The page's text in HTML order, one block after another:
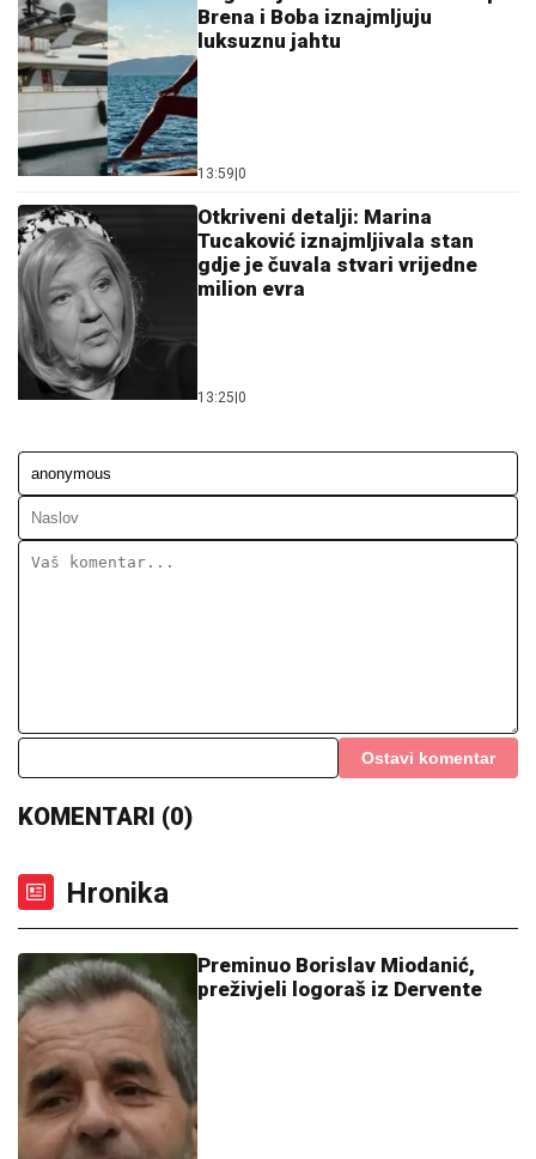
Brena i Boba iznajmljuju
luksuznu jahtu
13:59|0
Otkriveni detalji: Marina
Tucaković iznajmljivala stan
gdje je čuvala stvari vrijedne
milion evra
13:25|0
Ostavi komentar
KOMENTARI (0)
Hronika
Preminuo Borislav Miodanić,
preživjeli logoraš iz Dervente